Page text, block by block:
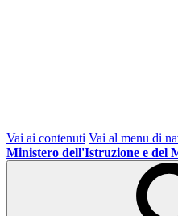
Vai ai contenuti Vai al menu di
Ministero dell'Istruzione e del